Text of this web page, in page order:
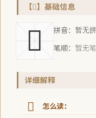
【𩠝】基础信息
𩠝 拼音： 暂无
笔顺： 暂无
详细解释
𩠝